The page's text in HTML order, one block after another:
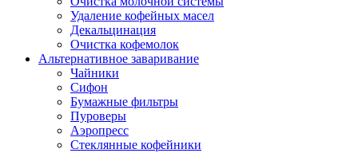
Удаление кофейных масел
Декальцинация
Очистка кофемолок
Альтернативное заваривание
Чайники
Сифон
Бумажные фильтры
Пуроверы
Аэропресс
Стеклянные кофейники